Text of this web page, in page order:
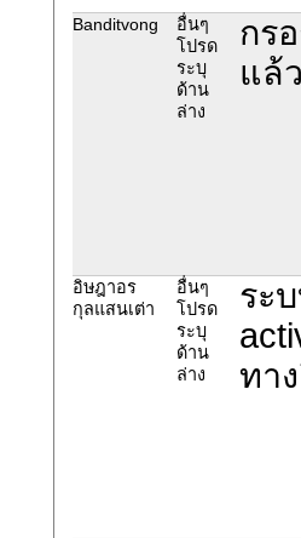
Banditvong
อื่นๆ
โปรด
ระบุ
ด้าน
ล่าง
กร
แล้
อิษฎาอร
กุลแสนเต่า
อื่นๆ
โปรด
ระบุ
ด้าน
ล่าง
ระ
ทา